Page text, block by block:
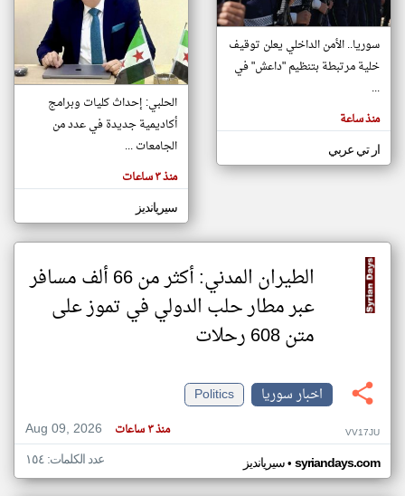
تغيير الدولة
مصادر الأخبار من سوريا
اخبار سوريا على مدار الساعة
أهم اخبار سوريا العاجلة والمباشرة
المقالات
هنا عن
وجهة
نظر
كاتبيها.
سوريا.. الأمن الداخلي يعلن توقيف
خلية مرتبطة بتنظيم "داعش" في
...
منذ ساعة
ار تي عربي
الحلبي: إحداث كليات وبرامج
أكاديمية جديدة في عدد من
الجامعات ...
منذ ٣ ساعات
سيريانديز
الطيران المدني: أكثر من 66 ألف مسافر
عبر مطار حلب الدولي في تموز ‏على
متن 608 رحلات
اخبار سوريا
Politics
Aug 09, 2026
منذ ٣ ساعات VV17JU
سيريانديز• syriandays.com عدد الكلمات: ١٥٤
klyoum.com